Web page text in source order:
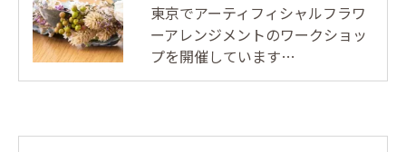
東京でアーティフィシャルフラワ
ーアレンジメントのワークショッ
プを開催しています…